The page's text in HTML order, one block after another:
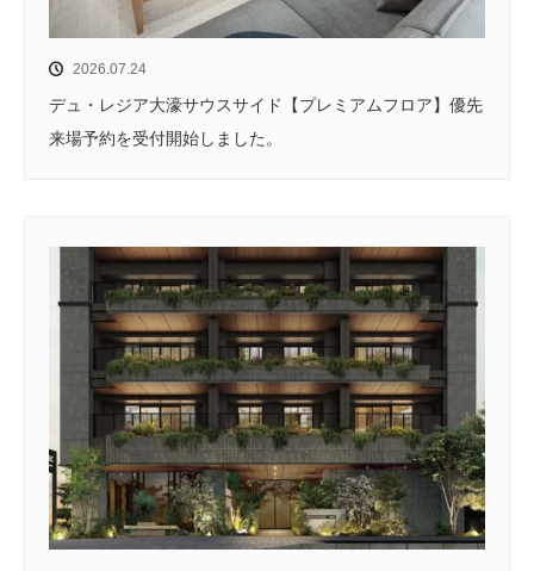
2026.07.24
デュ・レジア大濠サウスサイド【プレミアムフロア】優先
来場予約を受付開始しました。